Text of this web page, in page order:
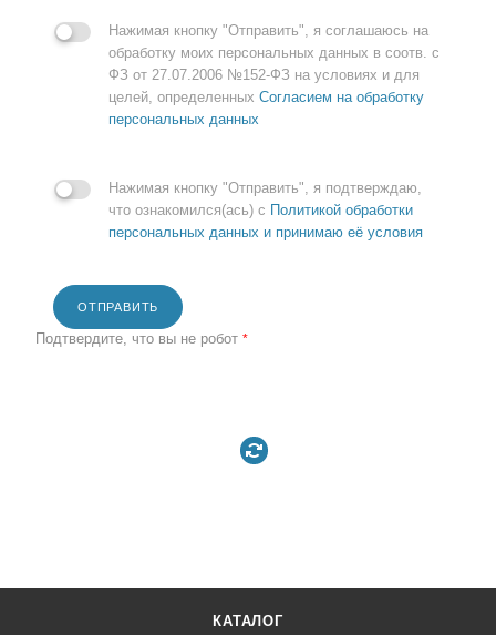
Нажимая кнопку "Отправить", я соглашаюсь на
обработку моих персональных данных в соотв. с
ФЗ от 27.07.2006 №152-ФЗ на условиях и для
целей, определенных Согласием на обработку
персональных данных
Нажимая кнопку "Отправить", я подтверждаю,
что ознакомился(ась) с Политикой обработки
персональных данных и принимаю её условия
ОТПРАВИТЬ
Подтвердите, что вы не робот *
КАТАЛОГ